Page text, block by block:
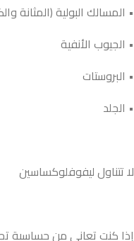
• المسالك البولية (المثانة
• الجيوب الأنفية
• البروستات
• الجلد
لا تتناول ليفوفلوكساسين
إذا كنت تعاني من حساسية